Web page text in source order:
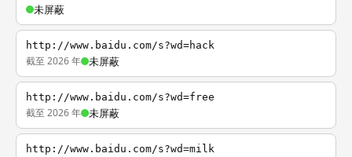
未屏蔽
http://www.baidu.com/s?wd=hack
截至 2026 年 未屏蔽
http://www.baidu.com/s?wd=free
截至 2026 年 未屏蔽
http://www.baidu.com/s?wd=milk